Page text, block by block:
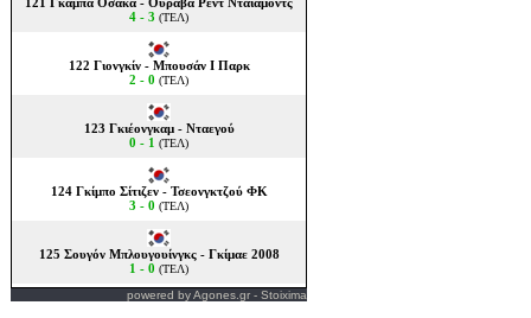
powered byAgones.gr- Stoixima